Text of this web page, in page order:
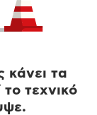
κάνει τα
τεχνικό